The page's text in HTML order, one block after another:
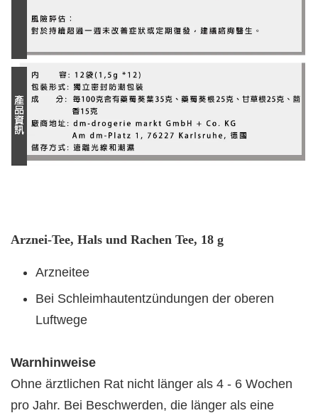
Arznei-Tee, Hals und Rachen Tee, 18 g
Arzneitee
Bei Schleimhautentzündungen der oberen
Luftwege
Warnhinweise
Ohne ärztlichen Rat nicht länger als 4 - 6 Wochen
pro Jahr. Bei Beschwerden, die länger als eine